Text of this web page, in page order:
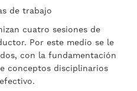
de trabajo
cuatro sesiones de
Por este medio se le
con la fundamentación
conceptos disciplinarios